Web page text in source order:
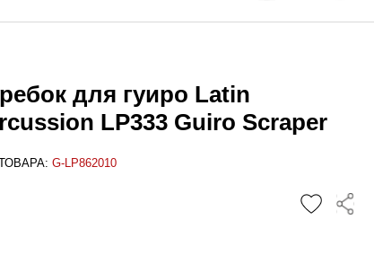
для гуиро Latin
LP333 Guiro Scraper
G-LP862010